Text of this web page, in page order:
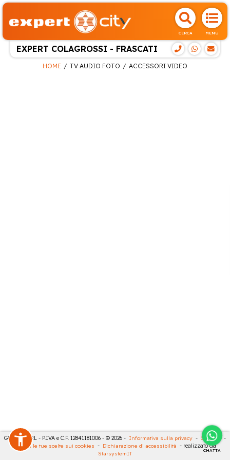
CERCA MENU
EXPERT COLAGROSSI - FRASCATI
CHATTA
HOME TV AUDIO FOTO ACCESSORI VIDEO
GECO 14 SRL - P.IVA e C.F. 12841181006 - © 2026 - Informativa sulla privacy - Cookies
-
Rivedi le tue scelte sui cookies - Dichiarazione di accessibilità - realizzato da
StarsystemIT